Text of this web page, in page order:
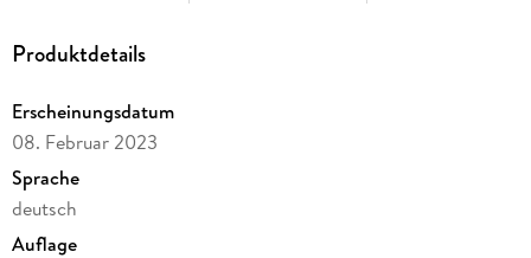
Produktdetails
Erscheinungsdatum
08. Februar 2023
Sprache
deutsch
Auflage